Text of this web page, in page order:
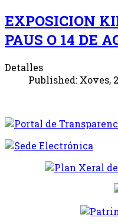
EXPOSICION
PAUS O 14 DE
Detalles
Published: Xoves,